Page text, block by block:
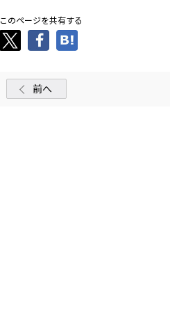
このページを共有する
前へ